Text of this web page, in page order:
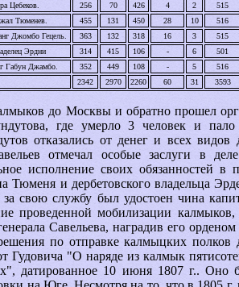
Цебеков.
256 70 426 4 2 515
Тюменев.
455 131 450 28 10 516
Джомбо Гецель.
363 132 318 16 3 515
Эрдни
314 415 106 - 6 501
Габун Джамбо.
352 449 108 - 5 516
2342 2970 2260 60 31 3593
до Москвы и обратно прошел
где умерло 3 человек и
отказались от денег и всех видов
отмечал особые заслуги в
исполнение своих обязанностей в
Тюменя и дербетовского владельца
свою службу был удостоен чина
проведенной мобилизации калмыков,
Савельева, наградив его
по отправке калмыцких полков
Гудовича "О наряде из калмык
датированное 10 июня 1807 г.. Оно